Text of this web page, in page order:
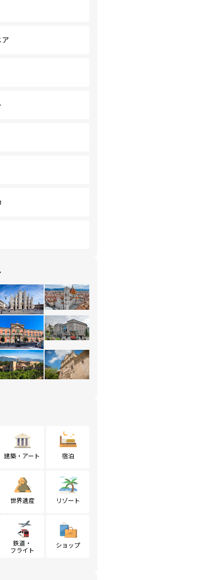
ア
建築・アート 宿泊
世界遺産 リゾート
鉄道・
フライト
ショップ